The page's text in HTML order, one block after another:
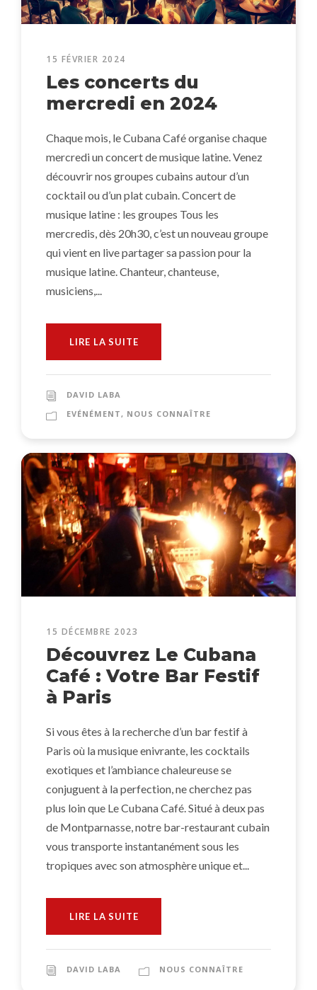
15 FÉVRIER 2024
Les concerts du
mercredi en 2024
Chaque mois, le Cubana Café organise chaque
mercredi un concert de musique latine. Venez
découvrir nos groupes cubains autour d’un
cocktail ou d’un plat cubain. Concert de
musique latine : les groupes Tous les
mercredis, dès 20h30, c’est un nouveau groupe
qui vient en live partager sa passion pour la
musique latine. Chanteur, chanteuse,
musiciens,...
LIRE LA SUITE
DAVID LABA
EVÉNÉMENT, NOUS CONNAÎTRE
15 DÉCEMBRE 2023
Découvrez Le Cubana
Café : Votre Bar Festif
à Paris
Si vous êtes à la recherche d’un bar festif à
Paris où la musique enivrante, les cocktails
exotiques et l’ambiance chaleureuse se
conjuguent à la perfection, ne cherchez pas
plus loin que Le Cubana Café. Situé à deux pas
de Montparnasse, notre bar-restaurant cubain
vous transporte instantanément sous les
tropiques avec son atmosphère unique et...
LIRE LA SUITE
DAVID LABA NOUS CONNAÎTRE